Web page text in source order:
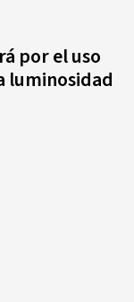
por el uso
luminosidad